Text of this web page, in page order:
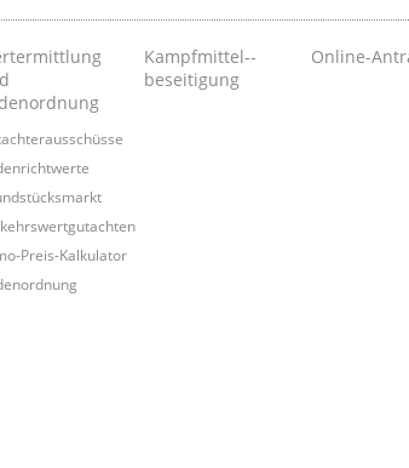
Preis-Kalkulator
Kampfmittel-­
beseitigung
Online-